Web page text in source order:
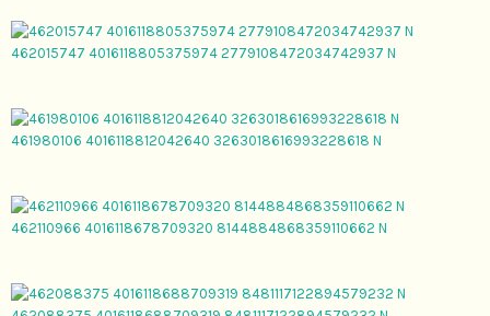
462015747 4016118805375974 2779108472034742937 N
461980106 4016118812042640 3263018616993228618 N
462110966 4016118678709320 8144884868359110662 N